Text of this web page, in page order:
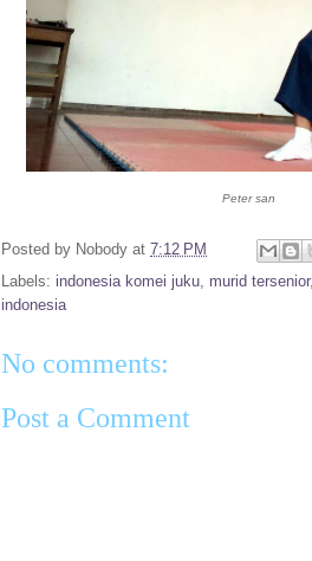
Peter san
Posted by Nobody at 7:12 PM
Labels: indonesia komei juku murid tersenior
indonesia
No comments:
Post a Comment